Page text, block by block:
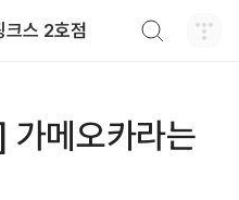
크스 2호점
메오카라는